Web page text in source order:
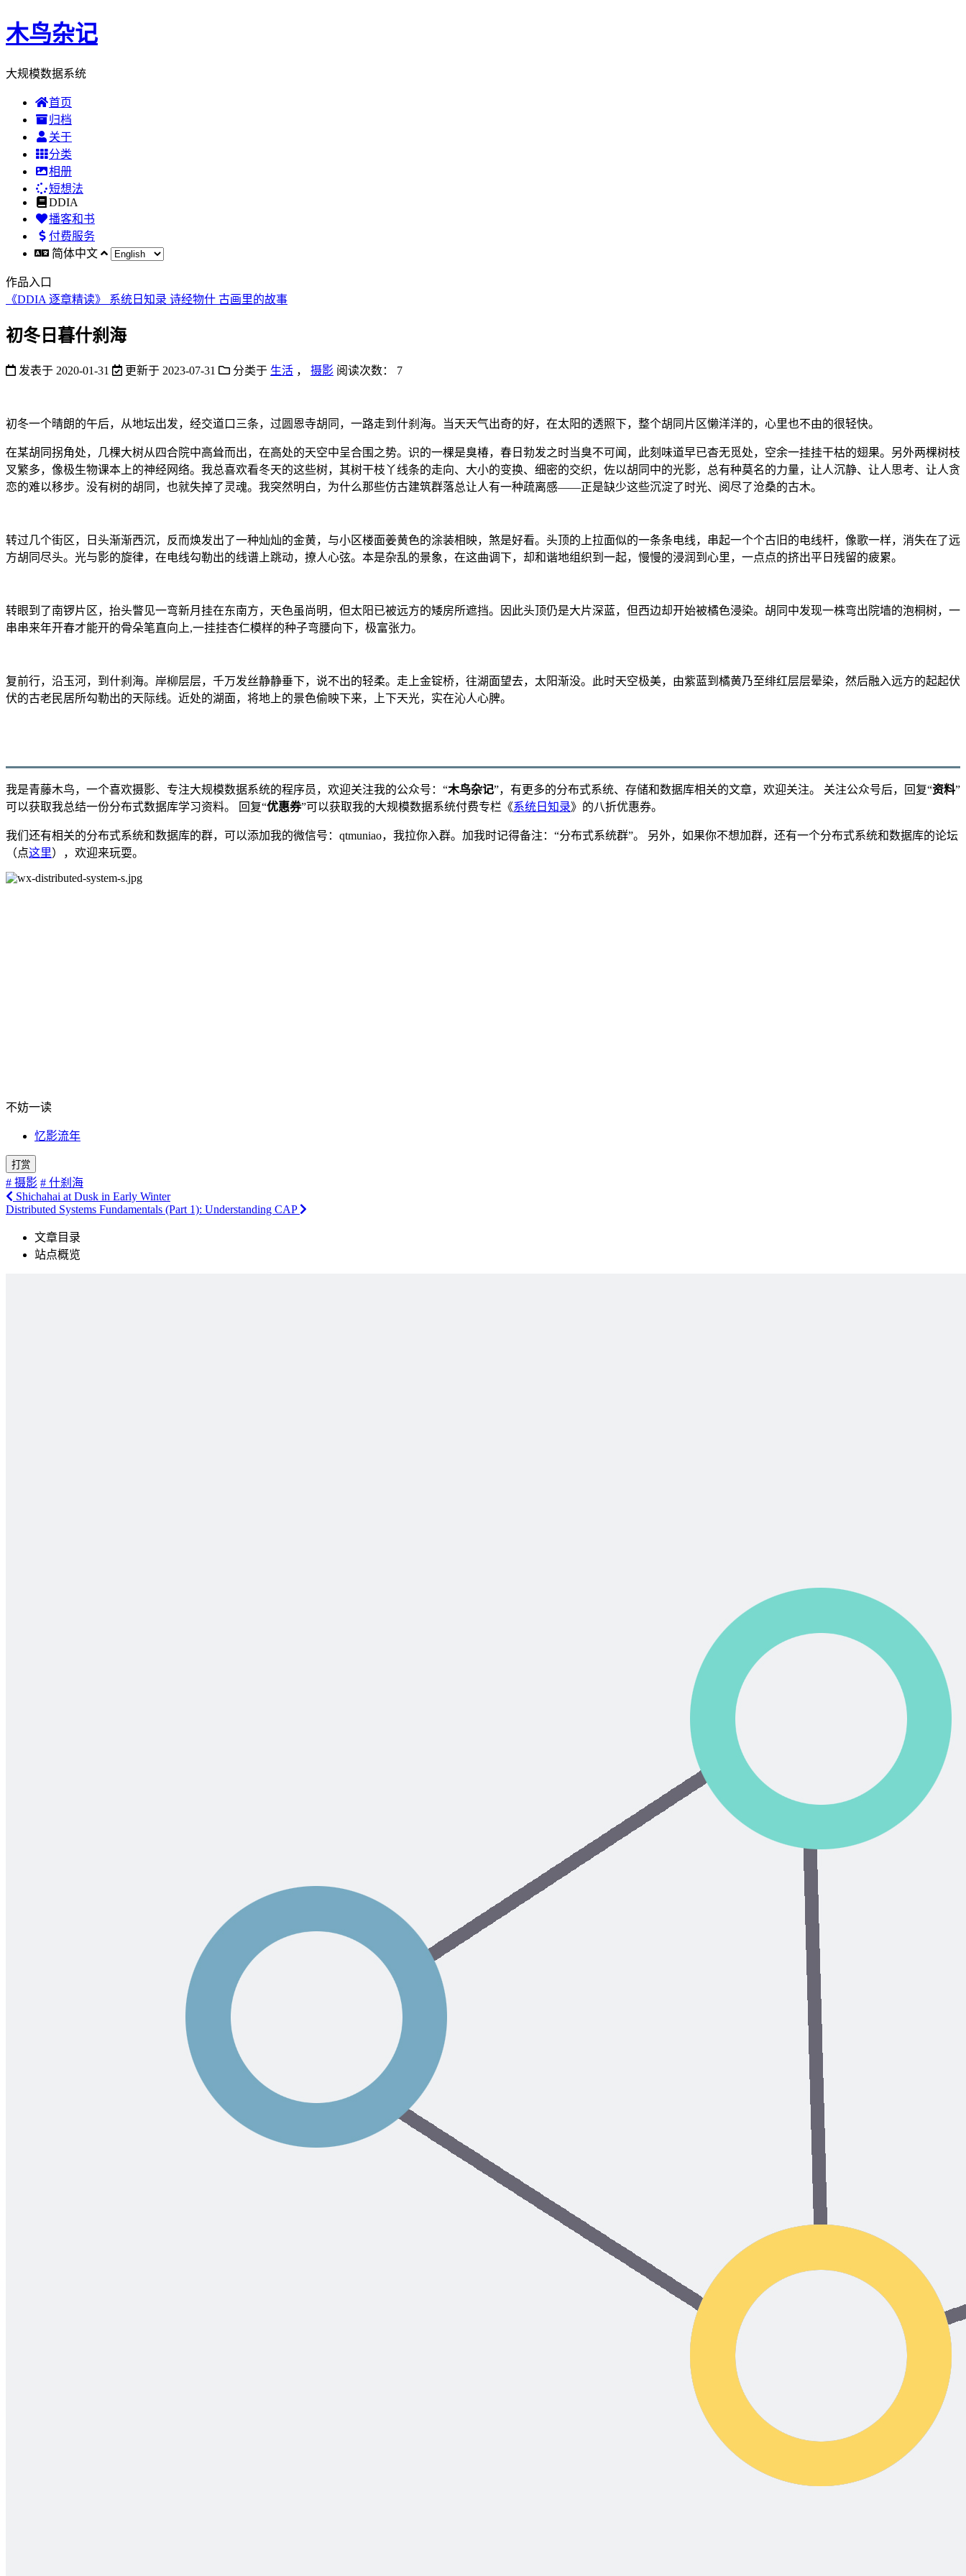
木鸟杂记
大规模数据系统
首页
归档
关于
分类
相册
短想法
DDIA
播客和书
付费服务
简体中文
作品入口
《DDIA 逐章精读》 系统日知录 诗经物什 古画里的故事
初冬日暮什刹海
发表于 2020-01-31 更新于 2023-07-31 分类于 生活 ， 摄影 阅读次数： 7
初冬一个晴朗的午后，从地坛出发，经交道口三条，过圆恩寺胡同，一路走到什刹海。当天天气出奇的好，在太阳的透照下，整个胡同片区懒洋洋的，心里也不由的很轻快。
在某胡同拐角处，几棵大树从四合院中高耸而出，在高处的天空中呈合围之势。识的一棵是臭椿，春日勃发之时当臭不可闻，此刻味道早已杳无觅处，空余一挂挂干枯的翅果。另外两棵树枝
叉繁多，像极生物课本上的神经网络。我总喜欢看冬天的这些树，其树干枝丫线条的走向、大小的变换、细密的交织，佐以胡同中的光影，总有种莫名的力量，让人沉静、让人思考、让人贪
恋的难以移步。没有树的胡同，也就失掉了灵魂。我突然明白，为什么那些仿古建筑群落总让人有一种疏离感——正是缺少这些沉淀了时光、阅尽了沧桑的古木。
转过几个街区，日头渐渐西沉，反而焕发出了一种灿灿的金黄，与小区楼面姜黄色的涂装相映，煞是好看。头顶的上拉面似的一条条电线，串起一个个古旧的电线杆，像歌一样，消失在了远
方胡同尽头。光与影的旋律，在电线勾勒出的线谱上跳动，撩人心弦。本是杂乱的景象，在这曲调下，却和谐地组织到一起，慢慢的浸润到心里，一点点的挤出平日残留的疲累。
转眼到了南锣片区，抬头瞥见一弯新月挂在东南方，天色虽尚明，但太阳已被远方的矮房所遮挡。因此头顶仍是大片深蓝，但西边却开始被橘色浸染。胡同中发现一株弯出院墙的泡桐树，一
串串来年开春才能开的骨朵笔直向上,一挂挂杏仁模样的种子弯腰向下，极富张力。
复前行，沿玉河，到什刹海。岸柳层层，千万发丝静静垂下，说不出的轻柔。走上金锭桥，往湖面望去，太阳渐没。此时天空极美，由紫蓝到橘黄乃至绯红层层晕染，然后融入远方的起起伏
伏的古老民居所勾勒出的天际线。近处的湖面，将地上的景色偷映下来，上下天光，实在沁人心脾。
我是青藤木鸟，一个喜欢摄影、专注大规模数据系统的程序员，欢迎关注我的公众号：“木鸟杂记”，有更多的分布式系统、存储和数据库相关的文章，欢迎关注。 关注公众号后，回复“资料”
可以获取我总结一份分布式数据库学习资料。 回复“优惠券”可以获取我的大规模数据系统付费专栏《系统日知录》的八折优惠券。
我们还有相关的分布式系统和数据库的群，可以添加我的微信号：qtmuniao，我拉你入群。加我时记得备注：“分布式系统群”。 另外，如果你不想加群，还有一个分布式系统和数据库的论坛
（点这里），欢迎来玩耍。
不妨一读
忆影流年
打赏
# 摄影 # 什刹海
Shichahai at Dusk in Early Winter
Distributed Systems Fundamentals (Part 1): Understanding CAP
文章目录
站点概览